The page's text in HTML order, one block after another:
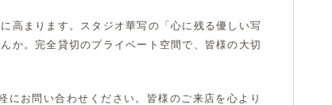
高まります。スタジオ華写の「心に残る優しい写
か。完全貸切のプライベート空間で、皆様の大切
お問い合わせください。皆様のご来店を心より